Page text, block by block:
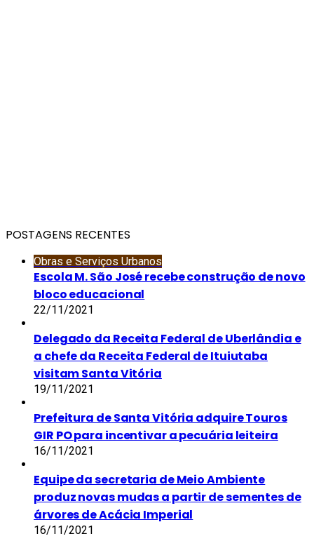
POSTAGENS RECENTES
Obras e Serviços Urbanos
Escola M. São José recebe construção de novo
bloco educacional
22/11/2021
Delegado da Receita Federal de Uberlândia e
a chefe da Receita Federal de Ituiutaba
visitam Santa Vitória
19/11/2021
Prefeitura de Santa Vitória adquire Touros
GIR PO para incentivar a pecuária leiteira
16/11/2021
Equipe da secretaria de Meio Ambiente
produz novas mudas a partir de sementes de
árvores de Acácia Imperial
16/11/2021